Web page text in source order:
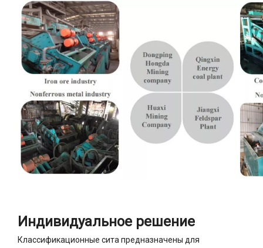
Индивидуальное решение
Классификационные сита предназначены для